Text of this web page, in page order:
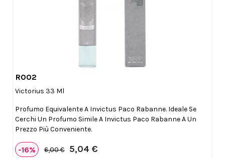
R002
Victorius 33 Ml
Profumo Equivalente A Invictus Paco Rabanne. Ideale Se
Cerchi Un Profumo Simile A Invictus Paco Rabanne A Un
Prezzo Più Conveniente.
-16% 6,00 € 5,04 €